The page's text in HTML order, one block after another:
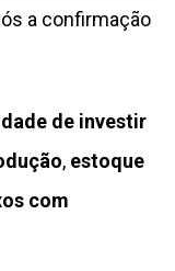
a confirmação
de investir
, estoque
com